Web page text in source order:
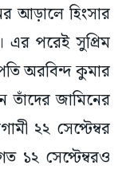
আড়ালে হিংসার
এর পরেই সুপ্রিম
অরবিন্দ কুমার
তাঁদের জামিনের
২২ সেপ্টেম্বর
১২ সেপ্টেম্বরও